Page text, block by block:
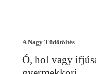
A Nagy Tüdőtöltés
Ó, hol vagy